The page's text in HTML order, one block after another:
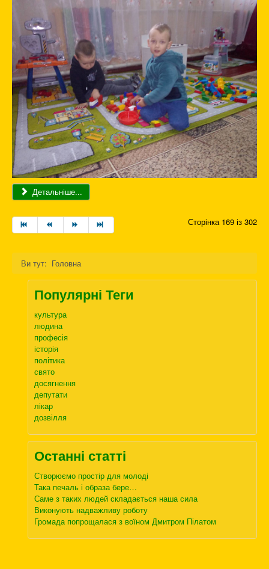
Детальніше...
Сторінка 169 із 302
Ви тут: Головна
Популярні Теги
культура
людина
професія
історія
політика
свято
досягнення
депутати
лікар
дозвілля
Останні статті
Створюємо простір для молоді
Така печаль і образа бере…
Саме з таких людей складається наша сила
Виконують надважливу роботу
Громада попрощалася з воїном Дмитром Пілатом